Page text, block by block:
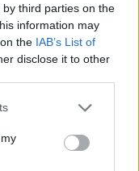
third parties on the
information may
the IAB’s List of
disclose it to other
or more Google
You may click to
third-party tags to